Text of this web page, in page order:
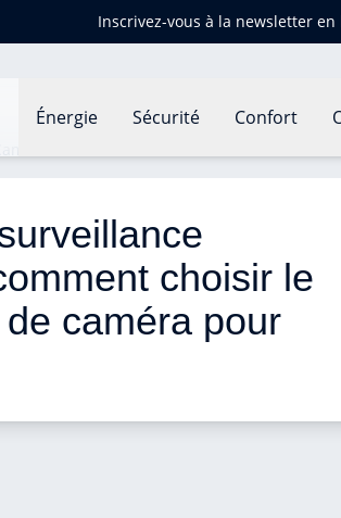
Inscrivez-vous à la newsletter
Énergie Sécurité Confort
choisir le
caméra pour